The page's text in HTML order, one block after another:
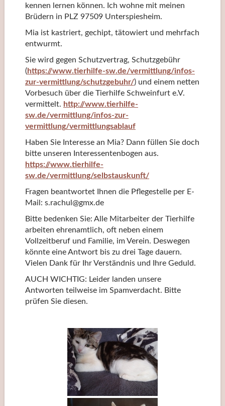
kennen lernen können. Ich wohne mit meinen
Brüdern in PLZ 97509 Unterspiesheim.
Mia ist kastriert, gechipt, tätowiert und mehrfach
entwurmt.
Sie wird gegen Schutzvertrag, Schutzgebühr
(https://www.tierhilfe-sw.de/vermittlung/infos-
zur-vermittlung/schutzgebuhr/) und einem netten
Vorbesuch über die Tierhilfe Schweinfurt e.V.
vermittelt. http://www.tierhilfe-
sw.de/vermittlung/infos-zur-
vermittlung/vermittlungsablauf
Haben Sie Interesse an Mia? Dann füllen Sie doch
bitte unseren Interessentenbogen aus.
https://www.tierhilfe-
sw.de/vermittlung/selbstauskunft/
Fragen beantwortet Ihnen die Pflegestelle per E-
Mail: s.rachul@gmx.de
Bitte bedenken Sie: Alle Mitarbeiter der Tierhilfe
arbeiten ehrenamtlich, oft neben einem
Vollzeitberuf und Familie, im Verein. Deswegen
könnte eine Antwort bis zu drei Tage dauern.
Vielen Dank für Ihr Verständnis und Ihre Geduld.
AUCH WICHTIG: Leider landen unsere
Antworten teilweise im Spamverdacht. Bitte
prüfen Sie diesen.